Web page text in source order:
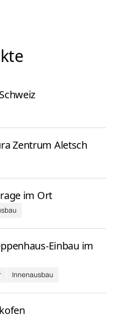
Zentrum Aletsch
im Ort
Einbau im
Innenausbau